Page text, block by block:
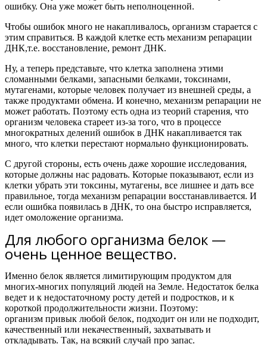
ошибку. Она уже может быть неполноценной.
Чтобы ошибок много не накапливалось, организм старается с
этим справиться. В каждой клетке есть механизм репарации
ДНК,т.е. восстановление, ремонт ДНК.
Ну, а теперь представьте, что клетка заполнена этими
сломанными белками, запасными белками, токсинами,
мутагенами, которые человек получает из внешней среды, а
также продуктами обмена. И конечно, механизм репарации не
может работать. Поэтому есть одна из теорий старения, что
организм человека стареет из-за того, что в процессе
многократных делений ошибок в ДНК накапливается так
много, что клетки перестают нормально функционировать.
С другой стороны, есть очень даже хорошие исследования,
которые должны нас радовать. Которые показывают, если из
клетки убрать эти токсины, мутагены, все лишнее и дать все
правильное, тогда механизм репарации восстанавливается. И
если ошибка появилась в ДНК, то она быстро исправляется,
идет омоложение организма.
Для любого организма белок —
очень ценное вещество.
Именно белок является лимитирующим продуктом для
многих-многих популяций людей на Земле. Недостаток белка
ведет и к недостаточному росту детей и подростков, и к
короткой продолжительности жизни. Поэтому:
организм привык любой белок, подходит он или не подходит,
качественный или некачественный, захватывать и
откладывать. Так, на всякий случай про запас.